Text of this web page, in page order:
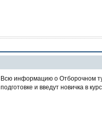
Всю информацию о Отборочном
подготовке и введут новичка в